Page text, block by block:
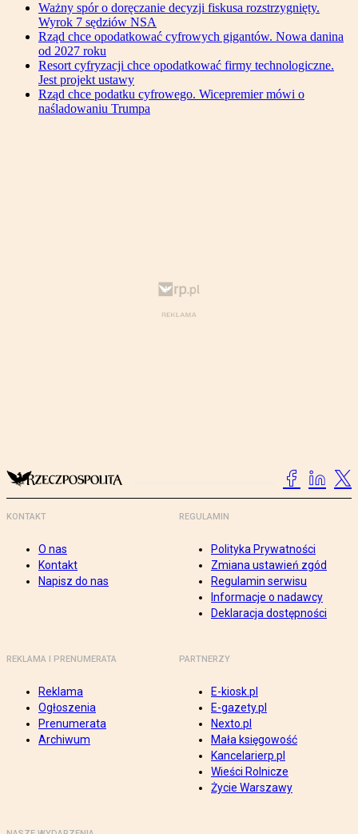
Ważny spór o doręczanie decyzji fiskusa rozstrzygnięty.
Wyrok 7 sędziów NSA
Rząd chce opodatkować cyfrowych gigantów. Nowa danina
od 2027 roku
Resort cyfryzacji chce opodatkować firmy technologiczne.
Jest projekt ustawy
Rząd chce podatku cyfrowego. Wicepremier mówi o
naśladowaniu Trumpa
KONTAKT
O nas
Kontakt
Napisz do nas
REGULAMIN
Polityka Prywatności
Zmiana ustawień zgód
Regulamin serwisu
Informacje o nadawcy
Deklaracja dostępności
REKLAMA I PRENUMERATA
Reklama
Ogłoszenia
Prenumerata
Archiwum
PARTNERZY
E-kiosk.pl
E-gazety.pl
Nexto.pl
Mała księgowość
Kancelarierp.pl
Wieści Rolnicze
Życie Warszawy